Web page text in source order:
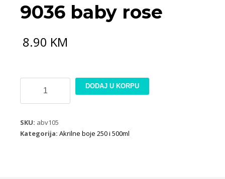
9036 baby rose
8.90 KM
250ml
baby
rose
DODAJ U KORPU
SKU: abv105
Kategorija: Akrilne boje 250 i 500ml